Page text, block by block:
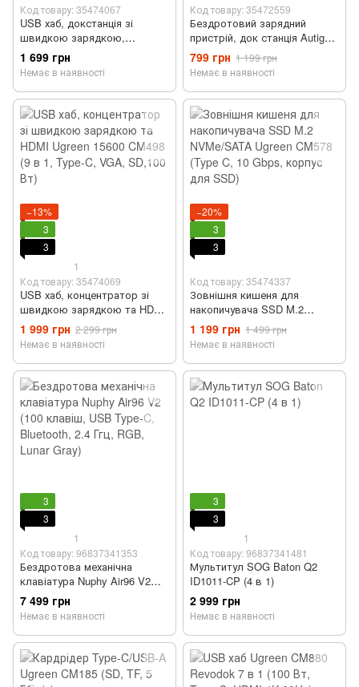
Код товару: 35474067
USB хаб, докстанція зі
швидкою зарядкою,
підставка для ноутбука FuXin
2020 (14 в 1, Type-C, VGA,
RJ45, 100 Вт)
1 699 грн
Немає в наявності
Код товару: 35472559
Бездротовий зарядний
пристрій, док станція Autige
W27 (15 Вт, 3 в 1, складний)
799 грн 1 199 грн
Немає в наявності
−13%
3
3
1
Код товару: 35474069
USB хаб, концентратор зі
швидкою зарядкою та HDMI
Ugreen 15600 CM498 (9 в 1,
Type-C, VGA, SD,100 Вт)
1 999 грн 2 299 грн
Немає в наявності
−20%
3
3
Код товару: 35474337
Зовнішня кишеня для
накопичувача SSD M.2
NVMe/SATA Ugreen CM578
(Type C, 10 Gbps, корпус для
SSD)
1 199 грн 1 499 грн
Немає в наявності
3
3
1
Код товару: 96837341353
Бездротова механічна
клавіатура Nuphy Air96 V2
(100 клавіш, USB Type-C,
Bluetooth, 2.4 Ггц, RGB, Lunar
Gray)
7 499 грн
Немає в наявності
3
3
1
Код товару: 96837341481
Мультитул SOG Baton Q2
ID1011-CP (4 в 1)
2 999 грн
Немає в наявності